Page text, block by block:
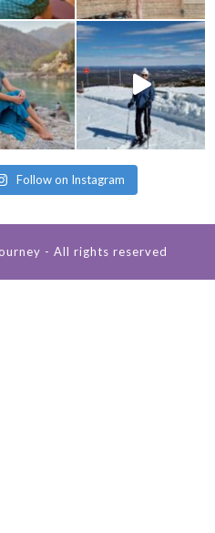
Follow on Instagram
- All rights reserved